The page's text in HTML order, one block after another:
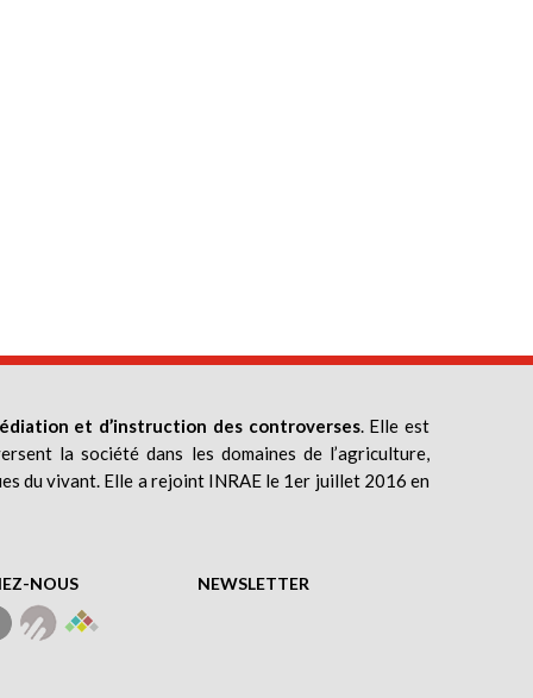
et d’instruction des controverses. Elle est
la société dans les domaines de l’agriculture,
du vivant. Elle a rejoint INRAE le 1er juillet 2016 en
NOUS NEWSLETTER